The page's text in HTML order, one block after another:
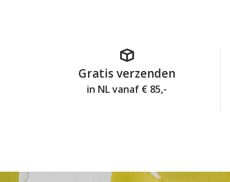
Gratis verzenden
in NL vanaf € 85,-